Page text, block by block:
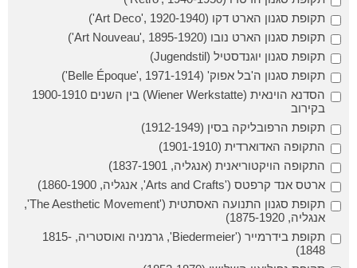
תקופת סגנון הארט דקו (Art Deco', 1920-1940')
תקופת סגנון הארט נובו (Art Nouveau', 1895-1920')
תקופת סגנון יוגנדסטיל (Jugendstil)
תקופת סגנון ה'בל אפוק' (Belle Époque', 1971-1914')
הסדנא הוינאית (Wiener Werkstatte) בין השנים 1900-1910
בקירוב
תקופת הרפובליקה בסין (1912-1949)
התקופה האדוארדית (1901-1910)
התקופה הויקטוריאנית (אנגליה, 1837-1901)
ארטס אנד קרפטס ('Arts and Crafts', אנגליה, 1860-1900)
תקופת סגנון התנועה האסתטית ('The Aesthetic Movement',
אנגליה, 1875-1920)
תקופת בידרמייר ('Biedermeier', גרמניה ואוסטריה, 1815-
1848)